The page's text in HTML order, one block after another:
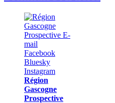
Région
Gascogne
Prospective